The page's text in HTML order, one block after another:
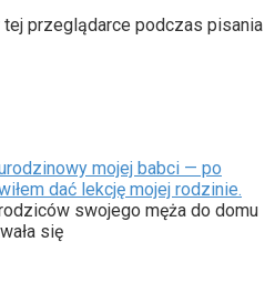
tej przeglądarce podczas pisania
mojej babci — po
dać lekcję mojej rodzinie.
swojego męża do domu
się